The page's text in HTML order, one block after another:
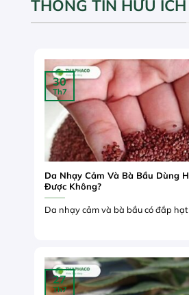
THÔNG TIN HỮU ÍCH
Da Nhạy Cảm Và Bà Bầu Dùng
Được Không?
Da nhạy cảm và bà bầu có đắp hạt
30
Th7
27
Th7